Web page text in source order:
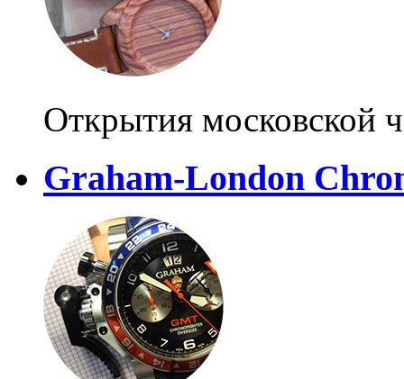
Открытия московской
Graham-London